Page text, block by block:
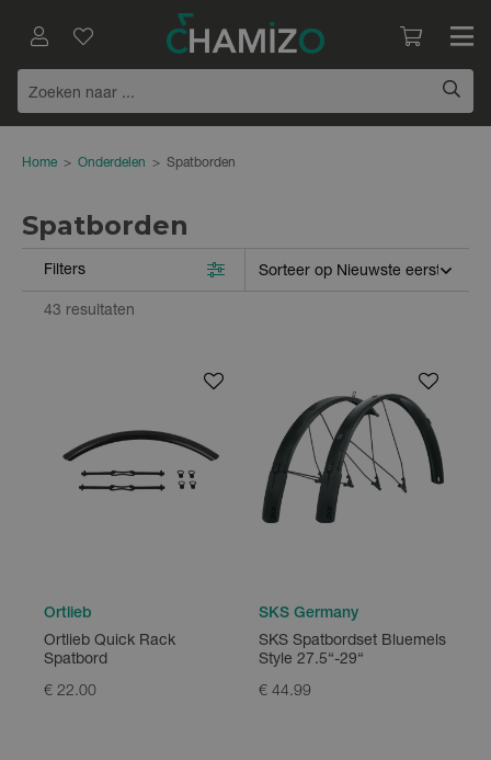
Home > Onderdelen > Spatborden
Spatborden
Filters
43 resultaten
Ortlieb
Ortlieb Quick Rack
Spatbord
€ 22.00
SKS Germany
SKS Spatbordset Bluemels
Style 27.5“-29“
€ 44.99